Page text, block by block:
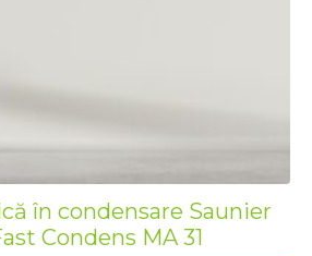
în condensare Saunier
Condens MA 31